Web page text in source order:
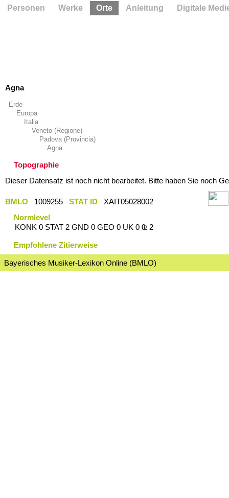
Agna
Erde
Europa
Italia
Veneto (Regione)
Padova (Provincia)
Agna
Topographie
Dieser Datensatz ist noch nicht bearbeitet. Bitte haben Sie noch
BMLO 1009255 STAT ID
XAIT05028002
Normlevel
KONK 0 STAT 2 GND 0 GEO 0 UK 0 Ҩ 2
Empfohlene Zitierweise
Bayerisches Musiker-Lexikon Online (BMLO)
Personen Werke Orte Anleitung Digitale